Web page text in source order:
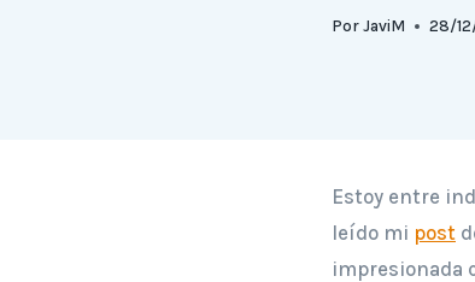
Por JaviM 28/
Estoy entre
leído mi post
impresionada